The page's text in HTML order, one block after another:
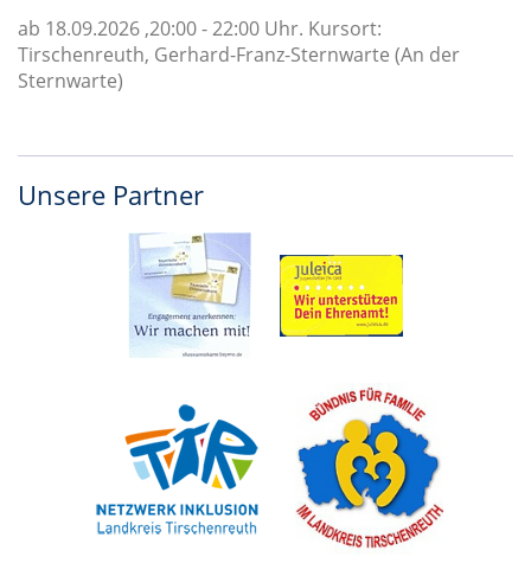
ab 18.09.2026 ,20:00 - 22:00 Uhr. Kursort:
Tirschenreuth, Gerhard-Franz-Sternwarte (An der
Sternwarte)
Unsere Partner